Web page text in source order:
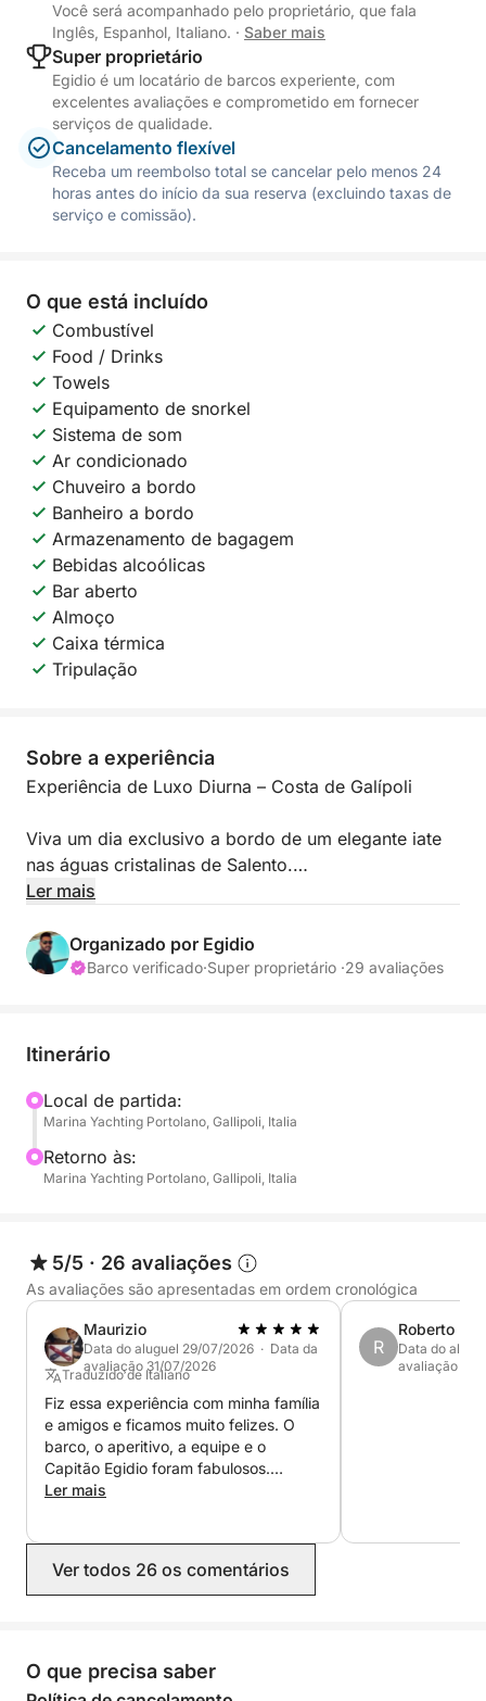
Você será acompanhado pelo proprietário, que fala
Inglês, Espanhol, Italiano. · Saber mais
Super proprietário
Egidio é um locatário de barcos experiente, com
excelentes avaliações e comprometido em fornecer
serviços de qualidade.
Cancelamento flexível
Receba um reembolso total se cancelar pelo menos 24
horas antes do início da sua reserva (excluindo taxas de
serviço e comissão).
O que está incluído
Combustível
Food / Drinks
Towels
Equipamento de snorkel
Sistema de som
Ar condicionado
Chuveiro a bordo
Banheiro a bordo
Armazenamento de bagagem
Bebidas alcoólicas
Bar aberto
Almoço
Caixa térmica
Tripulação
Sobre a experiência
Experiência de Luxo Diurna – Costa de Galípoli
Viva um dia exclusivo a bordo de um elegante iate
nas águas cristalinas de Salento.
e faça paradas nas mais belas baías da costa jônica.
Galípoli
Horário recomendado:
Dia Inteiro → 10h30 / 19h
Experiência ao Pôr do Sol → 18h30 / 22h30
Possíveis paradas:
Ilha de Sant'Andrea
Punta della Suina
Baía Verde
Santa Maria al Bagno
Porto Selvaggio
Paradas para nadar, mergulho com snorkel, relaxar
bordo.
🥂 Pacote Incluído
Ler mais
Organizado por Egidio
Barco verificado·Super proprietário ·29 avaliações
Itinerário
Local de partida:
Marina Yachting Portolano, Gallipoli, Italia
Retorno às:
Marina Yachting Portolano, Gallipoli, Italia
5/5 · 26 avaliações
As avaliações são apresentadas em ordem cronológica
Maurizio
Data do aluguel 29/07/2026 · Data da
avaliação 31/07/2026
Traduzido de Italiano
Fiz essa experiência com minha família
e amigos e ficamos muito felizes. O
barco, o aperitivo, a equipe e o
Capitão Egidio foram fabulosos.
Recomendo a todos que desejam
Ler mais
R
Roberto
Data do
avaliação 24/
Ver todos 26 os comentários
O que precisa saber